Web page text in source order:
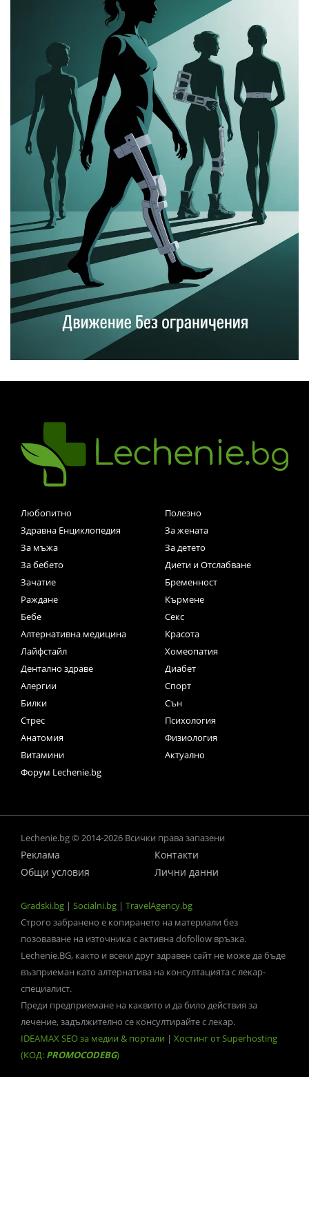
Любопитно
Полезно
Здравна Енциклопедия
За жената
За мъжа
За детето
За бебето
Диети и Отслабване
Зачатие
Бременност
Раждане
Кърмене
Бебе
Секс
Алтернативна медицина
Красота
Лайфстайл
Хомеопатия
Дентално здраве
Диабет
Алергии
Спорт
Билки
Сън
Стрес
Психология
Анатомия
Физиология
Витамини
Актуално
Форум Lechenie.bg
Lechenie.bg © 2014-2026 Всички права запазени
Реклама
Контакти
Общи условия
Лични данни
Gradski.bg | Socialni.bg | TravelAgency.bg
Строго забранено е копирането на материали без
позоваване на източника с активна dofollow връзка.
Lechenie.BG, както и всеки друг здравен сайт не може да бъде
възприеман като алтернатива на консултацията с лекар-
специалист.
Преди предприемане на каквито и да било действия за
лечение, задължително се консултирайте с лекар.
IDEAMAX SEO за медии & портали | Хостинг от Superhosting
(КОД: PROMOCODEBG)